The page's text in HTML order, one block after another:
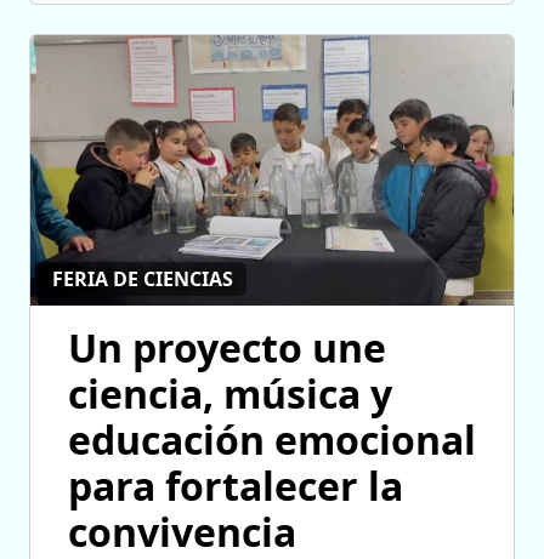
FERIA DE CIENCIAS
Un proyecto une
ciencia, música y
educación emocional
para fortalecer la
convivencia